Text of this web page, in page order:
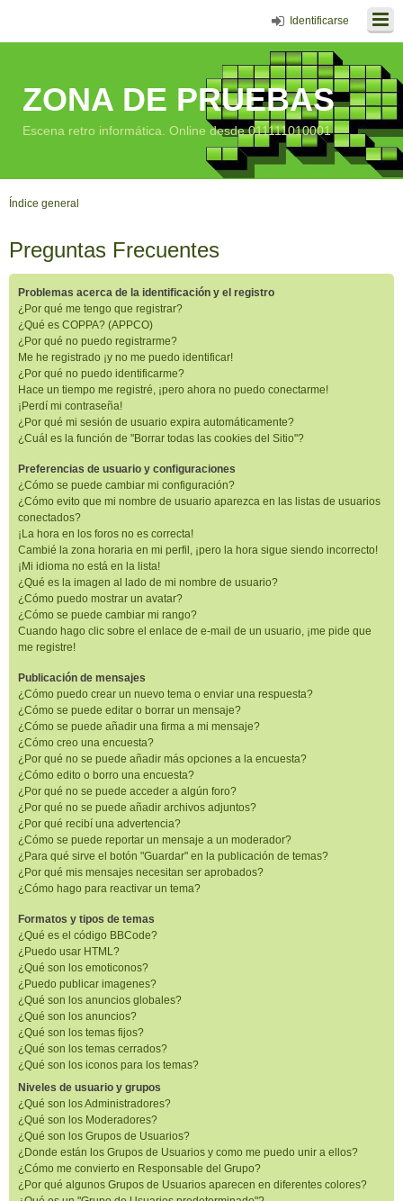
Identificarse
ZONA DE PRUEBAS
Escena retro informática. Online desde 011111010001
Índice general
Preguntas Frecuentes
Problemas acerca de la identificación y el registro
¿Por qué me tengo que registrar?
¿Qué es COPPA? (APPCO)
¿Por qué no puedo registrarme?
Me he registrado ¡y no me puedo identificar!
¿Por qué no puedo identificarme?
Hace un tiempo me registré, ¡pero ahora no puedo conectarme!
¡Perdí mi contraseña!
¿Por qué mi sesión de usuario expira automáticamente?
¿Cuál es la función de "Borrar todas las cookies del Sitio"?
Preferencias de usuario y configuraciones
¿Cómo se puede cambiar mi configuración?
¿Cómo evito que mi nombre de usuario aparezca en las listas de usuarios
conectados?
¡La hora en los foros no es correcta!
Cambié la zona horaria en mi perfil, ¡pero la hora sigue siendo incorrecto!
¡Mi idioma no está en la lista!
¿Qué es la imagen al lado de mi nombre de usuario?
¿Cómo puedo mostrar un avatar?
¿Cómo se puede cambiar mi rango?
Cuando hago clic sobre el enlace de e-mail de un usuario, ¡me pide que
me registre!
Publicación de mensajes
¿Cómo puedo crear un nuevo tema o enviar una respuesta?
¿Cómo se puede editar o borrar un mensaje?
¿Cómo se puede añadir una firma a mi mensaje?
¿Cómo creo una encuesta?
¿Por qué no se puede añadir más opciones a la encuesta?
¿Cómo edito o borro una encuesta?
¿Por qué no se puede acceder a algún foro?
¿Por qué no se puede añadir archivos adjuntos?
¿Por qué recibí una advertencia?
¿Cómo se puede reportar un mensaje a un moderador?
¿Para qué sirve el botón "Guardar" en la publicación de temas?
¿Por qué mis mensajes necesitan ser aprobados?
¿Cómo hago para reactivar un tema?
Formatos y tipos de temas
¿Qué es el código BBCode?
¿Puedo usar HTML?
¿Qué son los emoticonos?
¿Puedo publicar imagenes?
¿Qué son los anuncios globales?
¿Qué son los anuncios?
¿Qué son los temas fijos?
¿Qué son los temas cerrados?
¿Qué son los iconos para los temas?
Niveles de usuario y grupos
¿Qué son los Administradores?
¿Qué son los Moderadores?
¿Qué son los Grupos de Usuarios?
¿Donde están los Grupos de Usuarios y como me puedo unir a ellos?
¿Cómo me convierto en Responsable del Grupo?
¿Por qué algunos Grupos de Usuarios aparecen en diferentes colores?